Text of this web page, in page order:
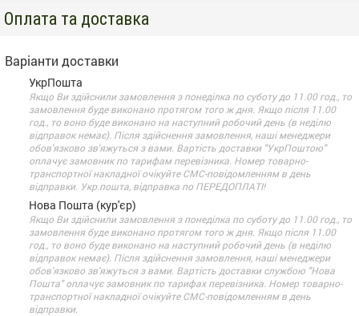
Оплата та доставка
Варіанти доставки
УкрПошта
Якщо Ви здійснили замовлення з понеділка по суботу до 11.00 год., то
замовлення буде виконано протягом того ж дня. Якщо після 11.00
год., то воно буде виконано на наступний робочий день (в неділю
відправок немає). Після здійснення замовлення, наші менеджери
обов'язково зв'яжуться з вами. Вартість доставки "УкрПоштою"
оплачує замовник по тарифам перевізника. Номер товарно-
транспортної накладної очікуйте СМС-повідомленням в день
відправки. Укр.пошта, відправка по ПЕРЕДОПЛАТІ!
Нова Пошта (кур'єр)
Якщо Ви здійснили замовлення з понеділка по суботу до 11.00 год., то
замовлення буде виконано протягом того ж дня. Якщо після 11.00
год., то воно буде виконано на наступний робочий день (в неділю
відправок немає). Після здійснення замовлення, наші менеджери
обов'язково зв'яжуться з вами. Вартість доставки службою "Нова
Пошта" оплачує замовник по тарифах перевізника. Номер товарно-
транспортної накладної очікуйте СМС-повідомленням в день
відправки.